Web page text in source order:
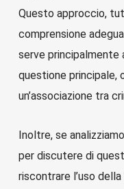
Questo approccio,
comprensione
serve principalmente
questione principale,
un’associazione tra
Inoltre, se
per discutere di
riscontrare l’uso della